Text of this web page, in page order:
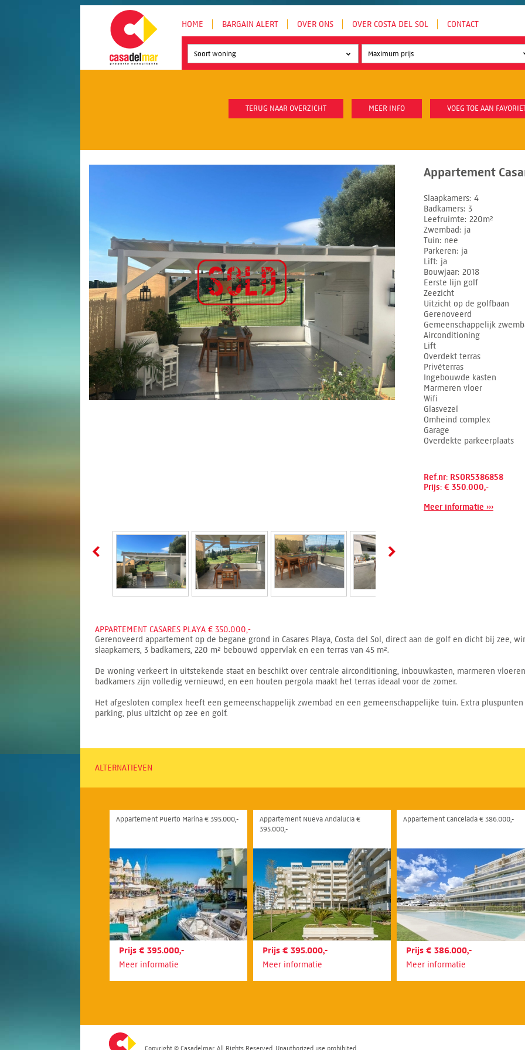
HOME BARGAIN ALERT OVER ONS OVER COSTA DEL SOL CONTACT
Soort woning
TERUG NAAR OVERZICHT MEER INFO VOEG TOE AAN
Appartement
Slaapkamers 4
Badkamers 3
Leefruimte 220m²
Zwembad
ja
Tuin nee
Parkeren ja
Lift ja
Bouwjaar 2018
Eerste lijn golf
Zeezicht
Uitzicht op de golfbaan
Gerenoveerd
Gemeenschappelijk
Airconditioning
Lift
Overdekt terras
Privéterras
Ingebouwde kasten
Marmeren vloer
Wifi
Glasvezel
Omheind complex
Garage
Overdekte parkeerplaats
Ref.nr: RSOR5386858
Prijs: € 350.000,-
Meer informatie ›››
APPARTEMENT CASARES PLAYA € 350.000,-
Gerenoveerd appartement op de begane grond in Casares Playa, Costa del Sol, direct aan de golf en dicht bij zee,
slaapkamers, 3 badkamers, 220 m² bebouwd oppervlak en een terras van 45 m².
De woning verkeert in uitstekende staat en beschikt over centrale airconditioning, inbouwkasten, marmeren
badkamers zijn volledig vernieuwd, en een houten pergola maakt het terras ideaal voor de zomer.
Het afgesloten complex heeft een gemeenschappelijk zwembad en een gemeenschappelijke tuin. Extra
parking, plus uitzicht op zee en golf.
ALTERNATIEVEN
Appartement Puerto Marina € 395.000,-
Prijs € 395.000,-
Meer informatie
Appartement Nueva Andalucía €
395.000,-
Prijs € 395.000,-
Meer informatie
Appartement Cancelada € 386.000,-
Prijs € 386.000,-
Meer informatie
Copyright © Casadelmar. All Rights Reserved. Unauthorized use prohibited.